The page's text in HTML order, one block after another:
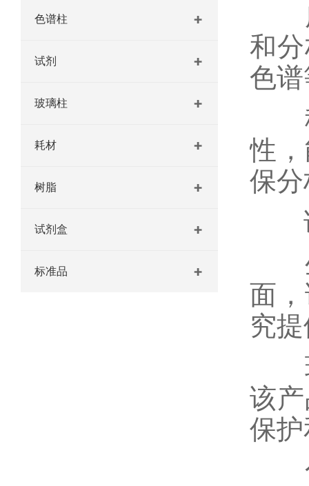
色谱柱
试剂
玻璃柱
耗材
树脂
试剂盒
标准品
广
和
色
稳
性
保
该
生
面
究
环
该
保
化